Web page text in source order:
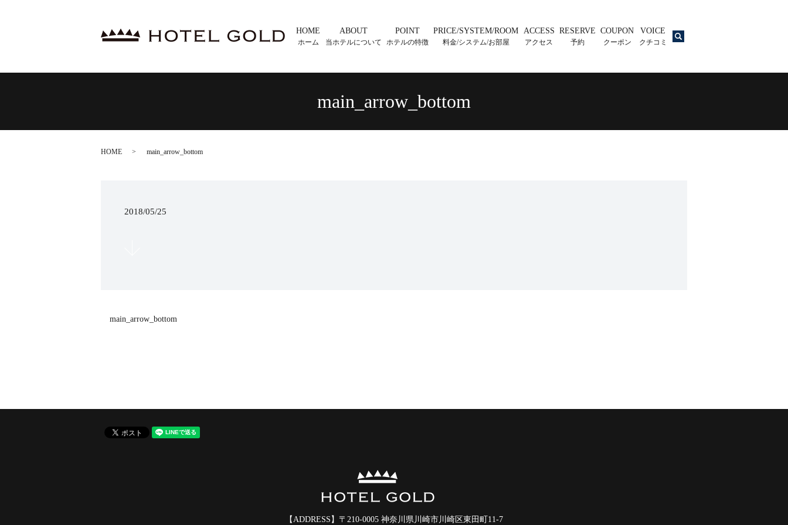
HOME
ホーム
ABOUT
当ホテルについて
POINT
ホテルの特徴
PRICE/SYSTEM/ROOM
料金/システム/お部屋
ACCESS
アクセス
RESERVE
予約
COUPON
クーポン
VOICE
クチコミ
main_arrow_bottom
HOME main_arrow_bottom
2018/05/25
main_arrow_bottom
【ADDRESS】 〒210-0005 神奈川県川崎市川崎区東田町11-7